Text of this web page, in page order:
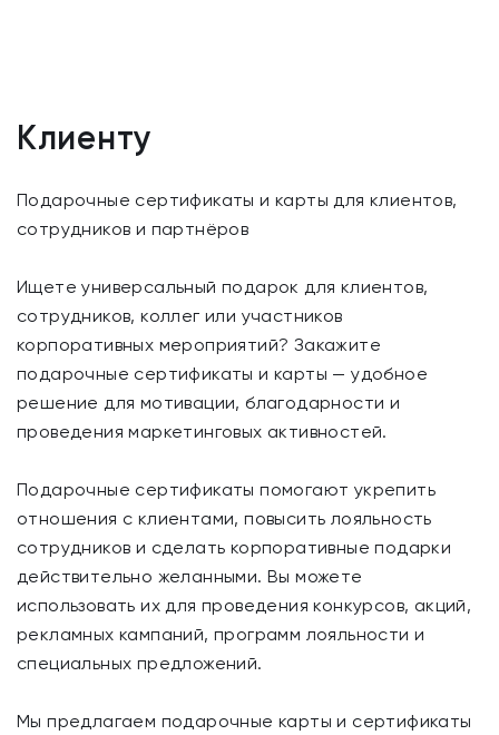
Клиенту
Подарочные сертификаты и карты для клиентов,
сотрудников и партнёров
Ищете универсальный подарок для клиентов,
сотрудников, коллег или участников
корпоративных мероприятий? Закажите
подарочные сертификаты и карты — удобное
решение для мотивации, благодарности и
проведения маркетинговых активностей.
Подарочные сертификаты помогают укрепить
отношения с клиентами, повысить лояльность
сотрудников и сделать корпоративные подарки
действительно желанными. Вы можете
использовать их для проведения конкурсов, акций,
рекламных кампаний, программ лояльности и
специальных предложений.
Мы предлагаем подарочные карты и сертификаты